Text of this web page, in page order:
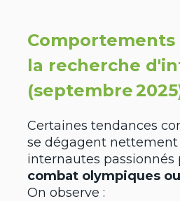
Comportements
la recherche
(septembre
Certaines tendances
se dégagent nettement
internautes passionnés
combat olympiques
On observe :